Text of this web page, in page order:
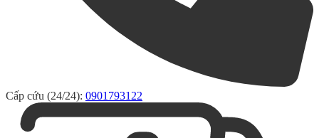
Cấp cứu (24/24): 0901793122